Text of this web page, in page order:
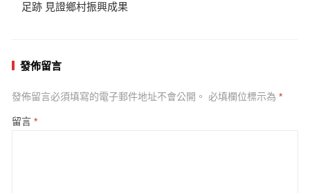
足跡 見證鄉村振興成果
發佈留言
發佈留言必須填寫的電子郵件地址不會公開。 必填欄位標示為 *
留言 *